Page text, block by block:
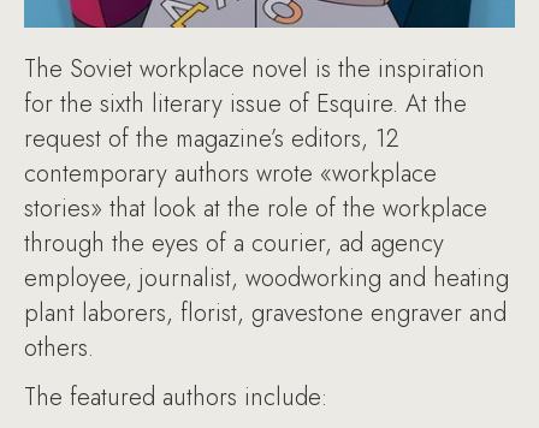
The Soviet workplace novel is the inspiration
for the sixth literary issue of Esquire. At the
request of the magazine’s editors, 12
contemporary authors wrote «workplace
stories» that look at the role of the workplace
through the eyes of a courier, ad agency
employee, journalist, woodworking and heating
plant laborers, florist, gravestone engraver and
others.
The featured authors include: